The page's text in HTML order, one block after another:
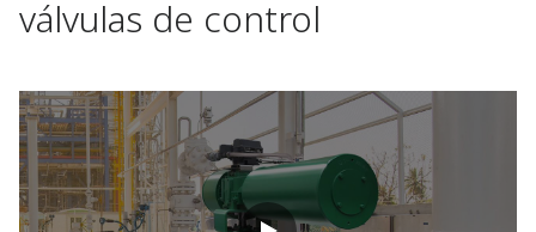
válvulas de control